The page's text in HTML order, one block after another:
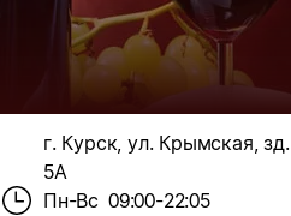
г. Курск, ул. Крымская, зд.
5А
Пн-Вс 09:00-22:05